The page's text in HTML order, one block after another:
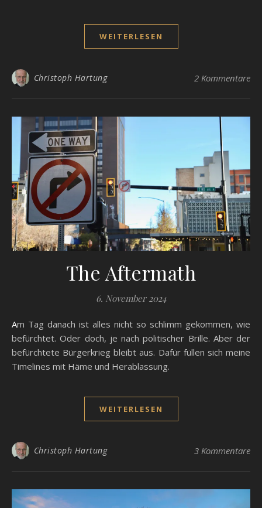
WEITERLESEN
Christoph Hartung 2 Kommentare
The Aftermath
6. November 2024
Am Tag danach ist alles nicht so schlimm gekommen, wie
befürchtet. Oder doch, je nach politischer Brille. Aber der
befürchtete Bürgerkrieg bleibt aus. Dafür füllen sich meine
Timelines mit Häme und Herablassung.
WEITERLESEN
Christoph Hartung 3 Kommentare